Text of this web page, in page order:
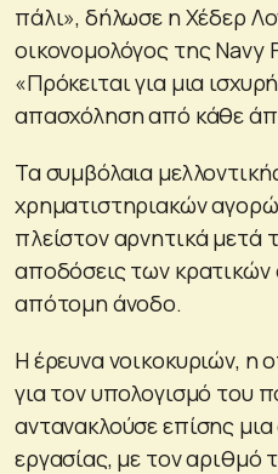
πάλι», δήλωσε η Χέδερ
οικονομολόγος της
«Πρόκειται για μια
απασχόληση από κάθε
Τα συμβόλαια
χρηματιστηριακών
πλείστον αρνητικά μετά
αποδόσεις των
απότομη άνοδο.
Η έρευνα νοικοκυριών, η
για τον υπολογισμό του
αντανακλούσε επίσης
εργασίας, με τον